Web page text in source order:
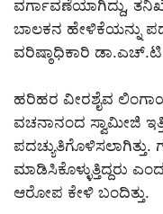
ವರ್ಗಾವಣೆಯಾಗಿದ್ದು,
ಬಾಲಕನ ಹೇಳಿಕೆಯನ್ನು
ವರಿಷ್ಠಾಧಿಕಾರಿ
ಹರಿಹರ ವೀರಶೈವ
ವಚನಾನಂದ ಸ್ವಾಮೀಜಿ
ಮಾಡಿಸಿಕೊಳ್ಳುತ್ತಿದ್ದರು
ಆರೋಪ ಕೇಳಿ ಬಂದಿತ್ತು.